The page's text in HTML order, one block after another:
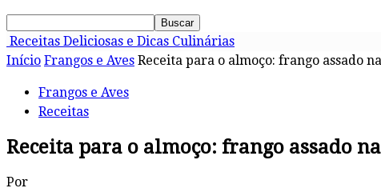
Receitas Deliciosas e Dicas Culinárias
Início Frangos e Aves Receita para o almoço: frango assado
Frangos e Aves
Receitas
Receita para o almoço: frango assado
Por